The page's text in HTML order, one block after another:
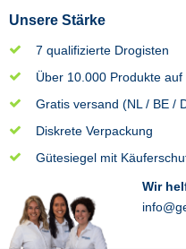
Unsere Stärke
7 qualifizierte Drogisten
Über 10.000 Produkte auf
Gratis versand (NL / BE /
Diskrete Verpackung
Gütesiegel mit
Wir